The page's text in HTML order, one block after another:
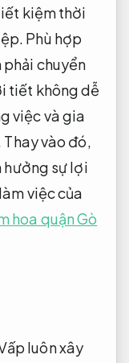
kiệm thời
Phù hợp
phải chuyển
tiết không dễ
việc và gia
Thay vào đó,
hưởng sự lợi
việc của
hoa quận Gò
luôn xây